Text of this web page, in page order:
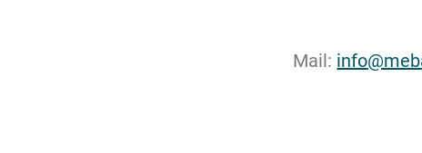
Mail: